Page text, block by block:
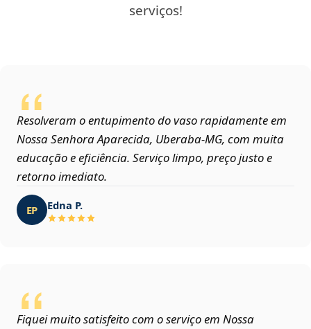
serviços!
Resolveram o entupimento do vaso rapidamente em
Nossa Senhora Aparecida, Uberaba‑MG, com muita
educação e eficiência. Serviço limpo, preço justo e
retorno imediato.
EP Edna P.
Fiquei muito satisfeito com o serviço em Nossa